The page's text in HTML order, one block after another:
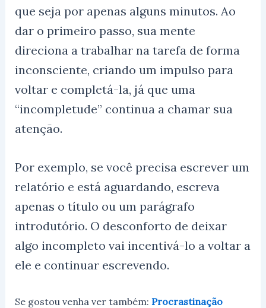
que seja por apenas alguns minutos. Ao
dar o primeiro passo, sua mente
direciona a trabalhar na tarefa de forma
inconsciente, criando um impulso para
voltar e completá-la, já que uma
“incompletude” continua a chamar sua
atenção.
Por exemplo, se você precisa escrever um
relatório e está aguardando, escreva
apenas o título ou um parágrafo
introdutório. O desconforto de deixar
algo incompleto vai incentivá-lo a voltar a
ele e continuar escrevendo.
Se gostou venha ver também: Procrastinação